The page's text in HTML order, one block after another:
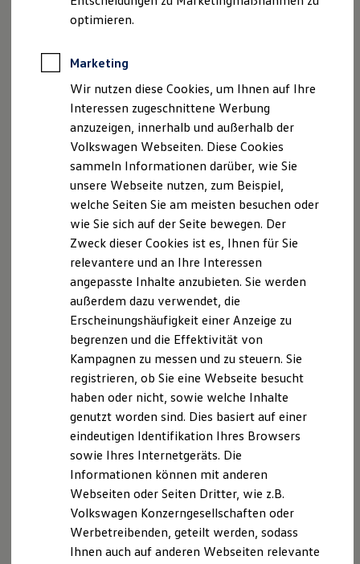
Economy Service
Räder & Reifen Service
Notdienst und Pannenhilfe
Software, Konnektivität & Apps
California App
VW Connect für Ihren ID. Buzz
VW Connect für Ihren Transporter/Caravelle
VW Connect für Ihren Amarok
VW Connect für andere Modelle
Connect Pro
Fleet Interface Data
Multistop Pathfinder
Übersicht Software Updates
Digitales Bordbuch
Fahrerassistenz- und Sicherheitssysteme
Kontrollleuchten
Batterieverordnung
XTL-Dieselkraftstoff
Ersatzteile und Betriebsflüssigkeiten
Original Zubehör und Lifestyle Produkte
myVolkswagen
myVolkswagen Business
Elektrisch & Autonom
Elektro - & Hybridfahrzeuge
Unser Ansatz
Klimafreundlicher Strom
Reichweite & Ladelösungen
Reichweitensimulator
Ladezeitensimulator
Ladelösungen für Privatkunden
Ladelösungen für Gewerbekunden
Bidirektionales Laden
Förderung & Kosten der Elektrofahrzeuge
Fördermöglichkeiten für Privatkunden
TÜV SÜD Pluspunkt GmbH
04159 Leipzig
Email:
gernot.schwalbe@tuev-sued.de
Tel.: 0176/13069622
Kundeninformation nach §11 der Verordnung über die
Versicherungsvermittlung und -beratung:
Wir sind als Versicherungsvertreter nach § 34d Abs. 7
Nr. 1 Gewerbeordnung als Versicherungsvertreter
ausschließlich über die Volkswagen
Versicherungsdienst GmbH tätig und bei der
Industrie- und Handelskammer für München und
Oberbayern, Max-Joseph-Str. 4, 80333 München
gemeldet. Eingetragen sind wir im Vermittlerregister
unter der Nummer D-3RGS-Q1ERE-39. Überprüfen
können Sie das im Internet unter
www.vermittlerregister.infooder beim
Vermittlerregister, Deutscher Industrie- und
Handelskammertag (DIHK) e.V., Breite Straße 29,
10178 Berlin. Wir bieten eine Beratung an und
erhalte für unsere Tätigkeit als
Versicherungsvermittler Provisionen, welche in der
Versicherungsprämie bereits enthalten sind.
Sollten Sie ausnahmsweise einmal nicht mit unserer
Beratungsleistung zufrieden sein, können Sie sich
auch an folgende Adresse wenden:
Versicherungsombudsmann e.V., Postfach 080632,
10006 Berlin,
optimieren.
Marketing
Wir nutzen diese Cookies, um Ihnen auf Ihre
Interessen zugeschnittene Werbung
anzuzeigen, innerhalb und außerhalb der
Volkswagen Webseiten. Diese Cookies
sammeln Informationen darüber, wie Sie
unsere Webseite nutzen, zum Beispiel,
welche Seiten Sie am meisten besuchen oder
wie Sie sich auf der Seite bewegen. Der
Zweck dieser Cookies ist es, Ihnen für Sie
relevantere und an Ihre Interessen
angepasste Inhalte anzubieten. Sie werden
außerdem dazu verwendet, die
Erscheinungshäufigkeit einer Anzeige zu
begrenzen und die Effektivität von
Kampagnen zu messen und zu steuern. Sie
registrieren, ob Sie eine Webseite besucht
haben oder nicht, sowie welche Inhalte
genutzt worden sind. Dies basiert auf einer
eindeutigen Identifikation Ihres Browsers
sowie Ihres Internetgeräts. Die
Informationen können mit anderen
Webseiten oder Seiten Dritter, wie z.B.
Volkswagen Konzerngesellschaften oder
Werbetreibenden, geteilt werden, sodass
Ihnen auch auf anderen Webseiten relevante